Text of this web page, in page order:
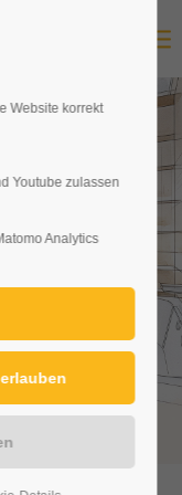
Website korrekt
Youtube zulassen
Analytics